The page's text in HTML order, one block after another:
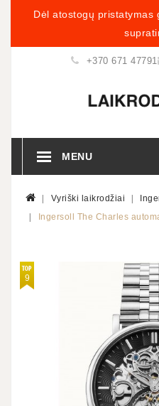
Dėl atostogų pristatymas
+370 671 47791
MENU
Vyriški laikrodžiai
Ingersoll The Charles
9